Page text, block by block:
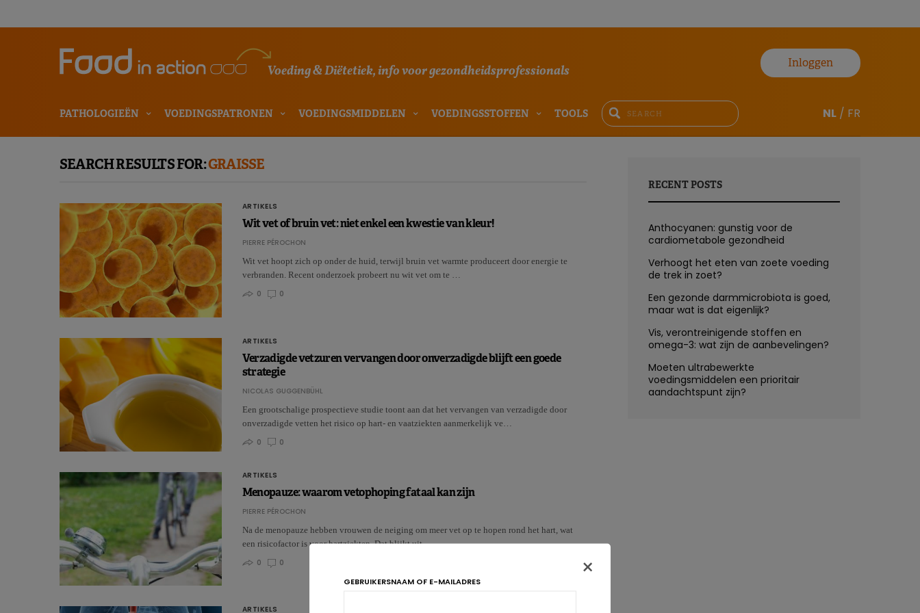
Voeding & Diëtetiek, info voor gezondheidsprofessionals
Inloggen
PATHOLOGIEËN VOEDINGSPATRONEN VOEDINGSMIDDELEN VOEDINGSSTOFFEN TOOLS NL / FR
SEARCH RESULTS FOR:GRAISSE
ARTIKELS
Wit vet of bruin vet: niet enkel een kwestie van kleur!
PIERRE PÉROCHON
Wit vet hoopt zich op onder de huid, terwijl bruin vet warmte produceert door energie te
verbranden. Recent onderzoek probeert nu wit vet om te …
0
0
ARTIKELS
Verzadigde vetzuren vervangen door onverzadigde blijft een goede
strategie
NICOLAS GUGGENBÜHL
Een grootschalige prospectieve studie toont aan dat het vervangen van verzadigde door
onverzadigde vetten het risico op hart- en vaatziekten aanmerkelijk ve…
0
0
ARTIKELS
Menopauze: waarom vetophoping fataal kan zijn
PIERRE PÉROCHON
Na de menopauze hebben vrouwen de neiging om meer vet op te hopen rond het hart, wat
een risicofactor is voor hartziekten. Dat blijkt uit …
0
0
ARTIKELS
RECENT POSTS
Anthocyanen: gunstig voor de
cardiometabole gezondheid
Verhoogt het eten van zoete voeding
de trek in zoet?
Een gezonde darmmicrobiota is goed,
maar wat is dat eigenlijk?
Vis, verontreinigende stoffen en
omega-3: wat zijn de aanbevelingen?
Moeten ultrabewerkte
voedingsmiddelen een prioritair
aandachtspunt zijn?
×
GEBRUIKERSNAAM OF E-MAILADRES